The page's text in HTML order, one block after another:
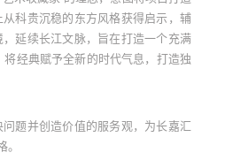
科贵沉稳的东方风格获得启示，辅
延续长江文脉，旨在打造一个充满
经典赋予全新的时代气息，打造独
题并创造价值的服务观，为长嘉汇